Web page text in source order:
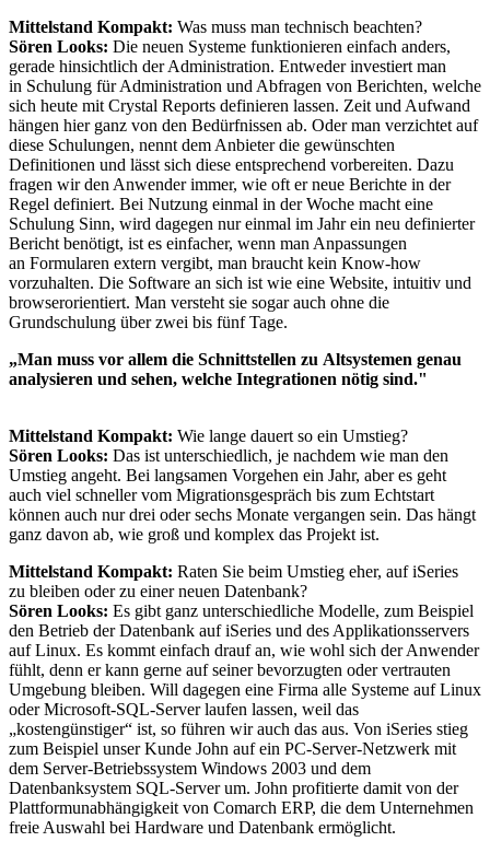
Mittelstand Kompakt: Was muss man technisch beachten?
Sören Looks: Die neuen Systeme funktionieren einfach anders,
gerade hinsichtlich der Administration. Entweder investiert man
in Schulung für Administration und Abfragen von Berichten, welche
sich heute mit Crystal Reports definieren lassen. Zeit und Aufwand
hängen hier ganz von den Bedürfnissen ab. Oder man verzichtet auf
diese Schulungen, nennt dem Anbieter die gewünschten
Definitionen und lässt sich diese entsprechend vorbereiten. Dazu
fragen wir den Anwender immer, wie oft er neue Berichte in der
Regel definiert. Bei Nutzung einmal in der Woche macht eine
Schulung Sinn, wird dagegen nur einmal im Jahr ein neu definierter
Bericht benötigt, ist es einfacher, wenn man Anpassungen
an Formularen extern vergibt, man braucht kein Know-how
vorzuhalten. Die Software an sich ist wie eine Website, intuitiv und
browserorientiert. Man versteht sie sogar auch ohne die
Grundschulung über zwei bis fünf Tage.
„Man muss vor allem die Schnittstellen zu Altsystemen genau
analysieren und sehen, welche Integrationen nötig sind."
Mittelstand Kompakt: Wie lange dauert so ein Umstieg?
Sören Looks: Das ist unterschiedlich, je nachdem wie man den
Umstieg angeht. Bei langsamen Vorgehen ein Jahr, aber es geht
auch viel schneller vom Migrationsgespräch bis zum Echtstart
können auch nur drei oder sechs Monate vergangen sein. Das hängt
ganz davon ab, wie groß und komplex das Projekt ist.
Mittelstand Kompakt: Raten Sie beim Umstieg eher, auf iSeries
zu bleiben oder zu einer neuen Datenbank?
Sören Looks: Es gibt ganz unterschiedliche Modelle, zum Beispiel
den Betrieb der Datenbank auf iSeries und des Applikationsservers
auf Linux. Es kommt einfach drauf an, wie wohl sich der Anwender
fühlt, denn er kann gerne auf seiner bevorzugten oder vertrauten
Umgebung bleiben. Will dagegen eine Firma alle Systeme auf Linux
oder Microsoft-SQL-Server laufen lassen, weil das
„kostengünstiger“ ist, so führen wir auch das aus. Von iSeries stieg
zum Beispiel unser Kunde John auf ein PC-Server-Netzwerk mit
dem Server-Betriebssystem Windows 2003 und dem
Datenbanksystem SQL-Server um. John profitierte damit von der
Plattformunabhängigkeit von Comarch ERP, die dem Unternehmen
freie Auswahl bei Hardware und Datenbank ermöglicht.